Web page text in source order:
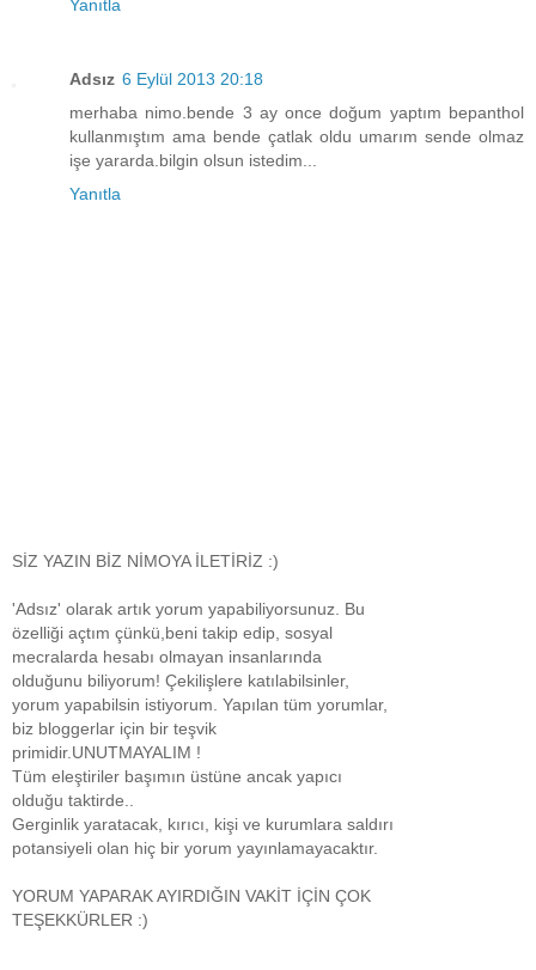
Yanıtla
Adsız 6 Eylül 2013 20:18
merhaba nimo.bende 3 ay once doğum yaptım bepanthol
kullanmıştım ama bende çatlak oldu umarım sende olmaz
işe yararda.bilgin olsun istedim...
Yanıtla
SİZ YAZIN BİZ NİMOYA İLETİRİZ :)
'Adsız' olarak artık yorum yapabiliyorsunuz. Bu
özelliği açtım çünkü,beni takip edip, sosyal
mecralarda hesabı olmayan insanlarında
olduğunu biliyorum! Çekilişlere katılabilsinler,
yorum yapabilsin istiyorum. Yapılan tüm yorumlar,
biz bloggerlar için bir teşvik
primidir.UNUTMAYALIM !
Tüm eleştiriler başımın üstüne ancak yapıcı
olduğu taktirde..
Gerginlik yaratacak, kırıcı, kişi ve kurumlara saldırı
potansiyeli olan hiç bir yorum yayınlamayacaktır.
YORUM YAPARAK AYIRDIĞIN VAKİT İÇİN ÇOK
TEŞEKKÜRLER :)